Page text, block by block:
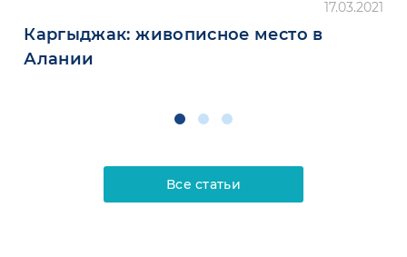
17.03.2021
Каргыджак: живописное место в
Алании
Все статьи